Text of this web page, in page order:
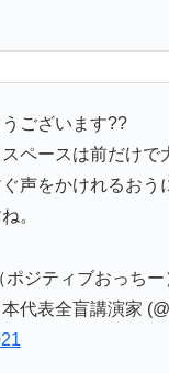
ございます??
ペースは前だけで
声をかけれるおう
。
ジティブおっちー
代表全盲講演家